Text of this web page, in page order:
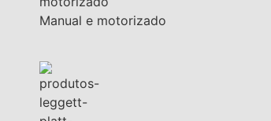
Manual e motorizado